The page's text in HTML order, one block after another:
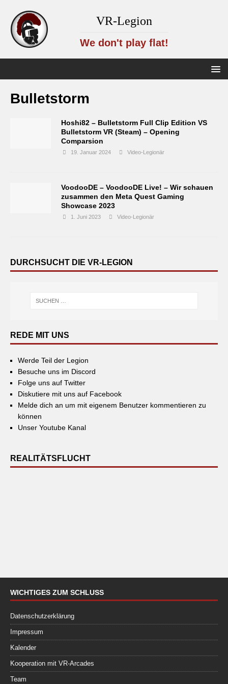
VR-Legion
We don't play flat!
Bulletstorm
Hoshi82 – Bulletstorm Full Clip Edition VS
Bulletstorm VR (Steam) – Opening
Comparsion
19. Januar 2024 Video-Legionär
VoodooDE – VoodooDE Live! – Wir schauen
zusammen den Meta Quest Gaming
Showcase 2023
1. Juni 2023 Video-Legionär
DURCHSUCHT DIE VR-LEGION
REDE MIT UNS
Werde Teil der Legion
Besuche uns im Discord
Folge uns auf Twitter
Diskutiere mit uns auf Facebook
Melde dich an um mit eigenem Benutzer kommentieren zu
können
Unser Youtube Kanal
REALITÄTSFLUCHT
WICHTIGES ZUM SCHLUSS
Datenschutzerklärung
Impressum
Kalender
Kooperation mit VR-Arcades
Team